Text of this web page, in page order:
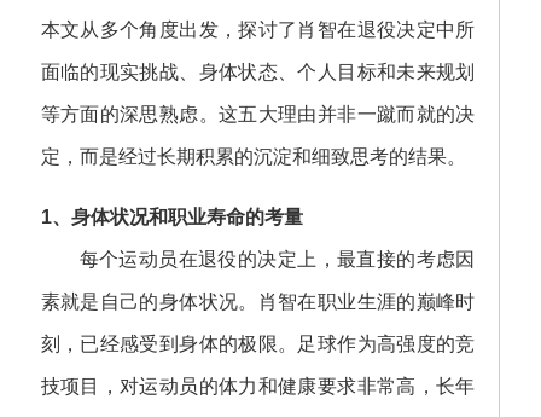
本文从多个角度出发，探讨了肖智在退役决定中所
面临的现实挑战、身体状态、个人目标和未来规划
等方面的深思熟虑。这五大理由并非一蹴而就的决
定，而是经过长期积累的沉淀和细致思考的结果。
1、身体状况和职业寿命的考量
每个运动员在退役的决定上，最直接的考虑因
素就是自己的身体状况。肖智在职业生涯的巅峰时
刻，已经感受到身体的极限。足球作为高强度的竞
技项目，对运动员的体力和健康要求非常高，长年